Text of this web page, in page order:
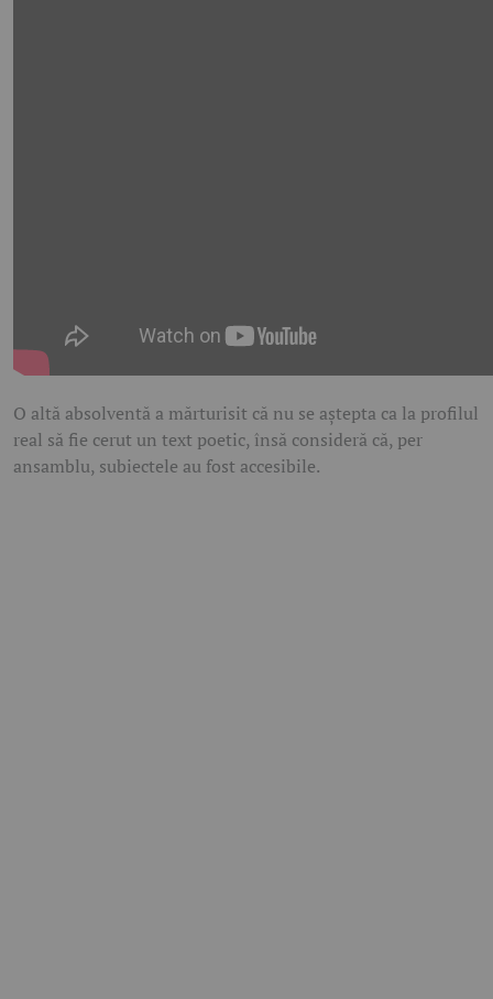
O altă absolventă a mărturisit că nu se aștepta ca la profilul
real să fie cerut un text poetic, însă consideră că, per
ansamblu, subiectele au fost accesibile.